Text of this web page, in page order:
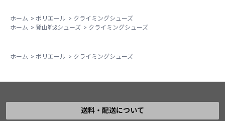
ホーム > ボリエール > クライミングシューズ
ホーム > 登山靴&シューズ > クライミングシューズ
ホーム > ボリエール > クライミングシューズ
送料・配送について